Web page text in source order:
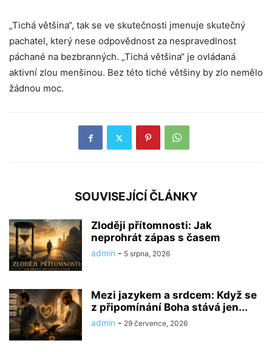
„Tichá většina“, tak se ve skutečnosti jmenuje skutečný
pachatel, který nese odpovědnost za nespravedlnost
páchané na bezbranných. „Tichá většina“ je ovládaná
aktivní zlou menšinou. Bez této tiché většiny by zlo nemělo
žádnou moc.
SOUVISEJÍCÍ ČLÁNKY
Zloději přítomnosti: Jak
neprohrát zápas s časem
admin - 5 srpna, 2026
Mezi jazykem a srdcem: Když se
z připomínání Boha stává jen...
admin - 29 července, 2026